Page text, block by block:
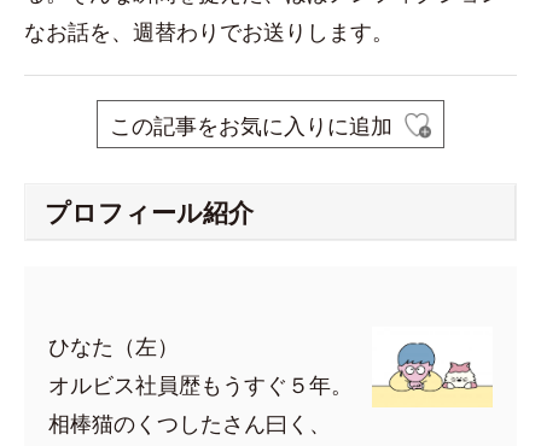
なお話を、週替わりでお送りします。
この記事をお気に入りに追加
プロフィール紹介
ひなた（左）
オルビス社員歴もうすぐ５年。
相棒猫のくつしたさん曰く、